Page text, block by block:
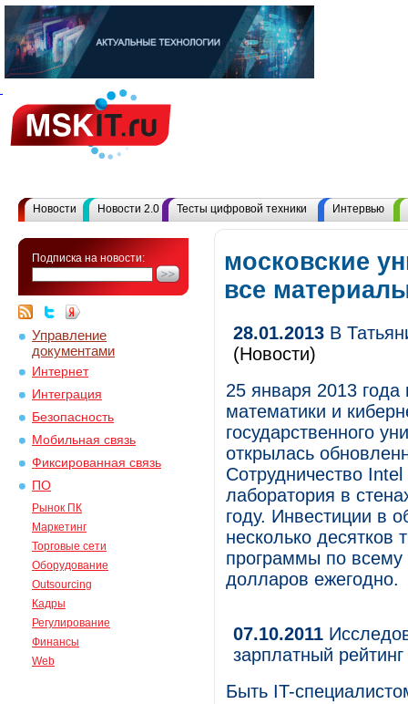
Новости Новости 2.0 Тесты цифровой техники Интервью
Подписка на новости:
Управление
документами
Интернет
Интеграция
Безопасность
Мобильная связь
Фиксированная связь
ПО
Рынок ПК
Маркетинг
Торговые сети
Оборудование
Outsourcing
Кадры
Регулирование
Финансы
Web
московские
все
28.01.2013 В
(Новости)
25 января 2013 года
математики и
государственного
открылась
Сотрудничество
лаборатория в
году. Инвестиции в
несколько
программы по
долларов ежегодно.
07.10.2011
зарплатный
Быть IT-